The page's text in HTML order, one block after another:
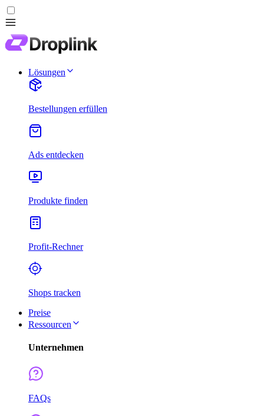
Lösungen
Bestellungen erfüllen
Ads entdecken
Produkte finden
Profit-Rechner
Shops tracken
Preise
Ressourcen
Unternehmen
FAQs